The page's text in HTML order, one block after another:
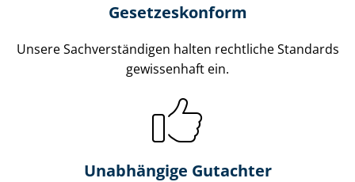
Gesetzes­konform
Unsere Sach­ver­stän­di­gen halten rechtliche Standards
gewissenhaft ein.
Unabhängige Gutachter